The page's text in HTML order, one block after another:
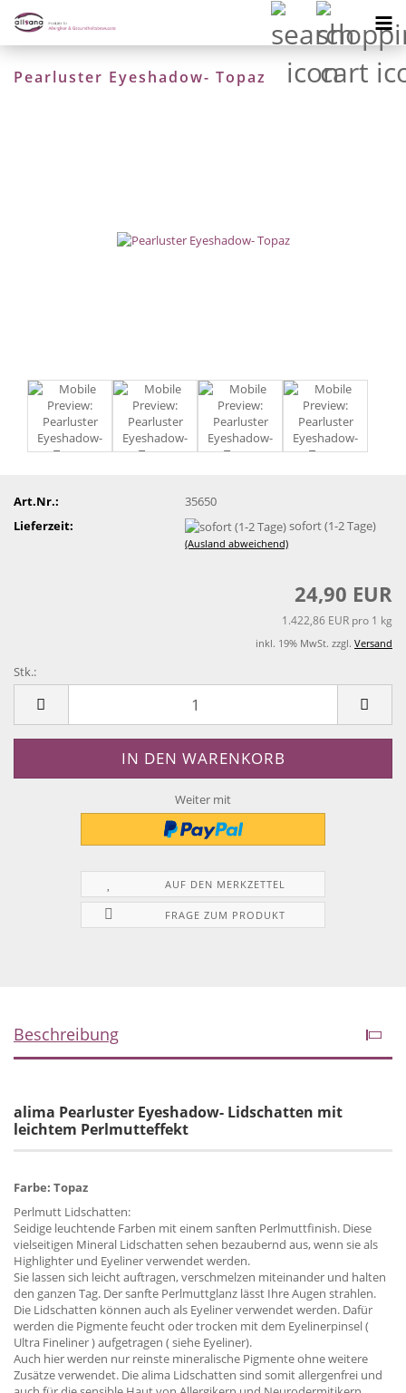
Pearluster Eyeshadow- Topaz
Art.Nr.:
35650
Lieferzeit:
sofort (1-2 Tage)
(Ausland abweichend)
24,90 EUR
1.422,86 EUR pro 1 kg
inkl. 19% MwSt. zzgl. Versand
Stk.:
Weiter mit
AUF DEN MERKZETTEL
FRAGE ZUM PRODUKT
Beschreibung
alima Pearluster Eyeshadow- Lidschatten mit
leichtem Perlmutteffekt
Farbe: Topaz
Perlmutt Lidschatten:
Seidige leuchtende Farben mit einem sanften Perlmuttfinish. Diese
vielseitigen Mineral Lidschatten sehen bezaubernd aus, wenn sie als
Highlighter und Eyeliner verwendet werden.
Sie lassen sich leicht auftragen, verschmelzen miteinander und halten
den ganzen Tag. Der sanfte Perlmuttglanz lässt Ihre Augen strahlen.
Die Lidschatten können auch als Eyeliner verwendet werden. Dafür
werden die Pigmente feucht oder trocken mit dem Eyelinerpinsel (
Ultra Fineliner ) aufgetragen ( siehe Eyeliner).
Auch hier werden nur reinste mineralische Pigmente ohne weitere
Zusätze verwendet. Die alima Lidschatten sind somit allergenfrei und